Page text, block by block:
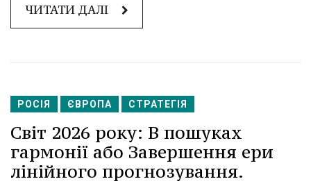
ЧИТАТИ ДАЛІ
РОСІЯ ЄВРОПА СТРАТЕГІЯ
Світ 2026 року: В пошуках
гармонії або Завершення ери
лінійного прогнозування.